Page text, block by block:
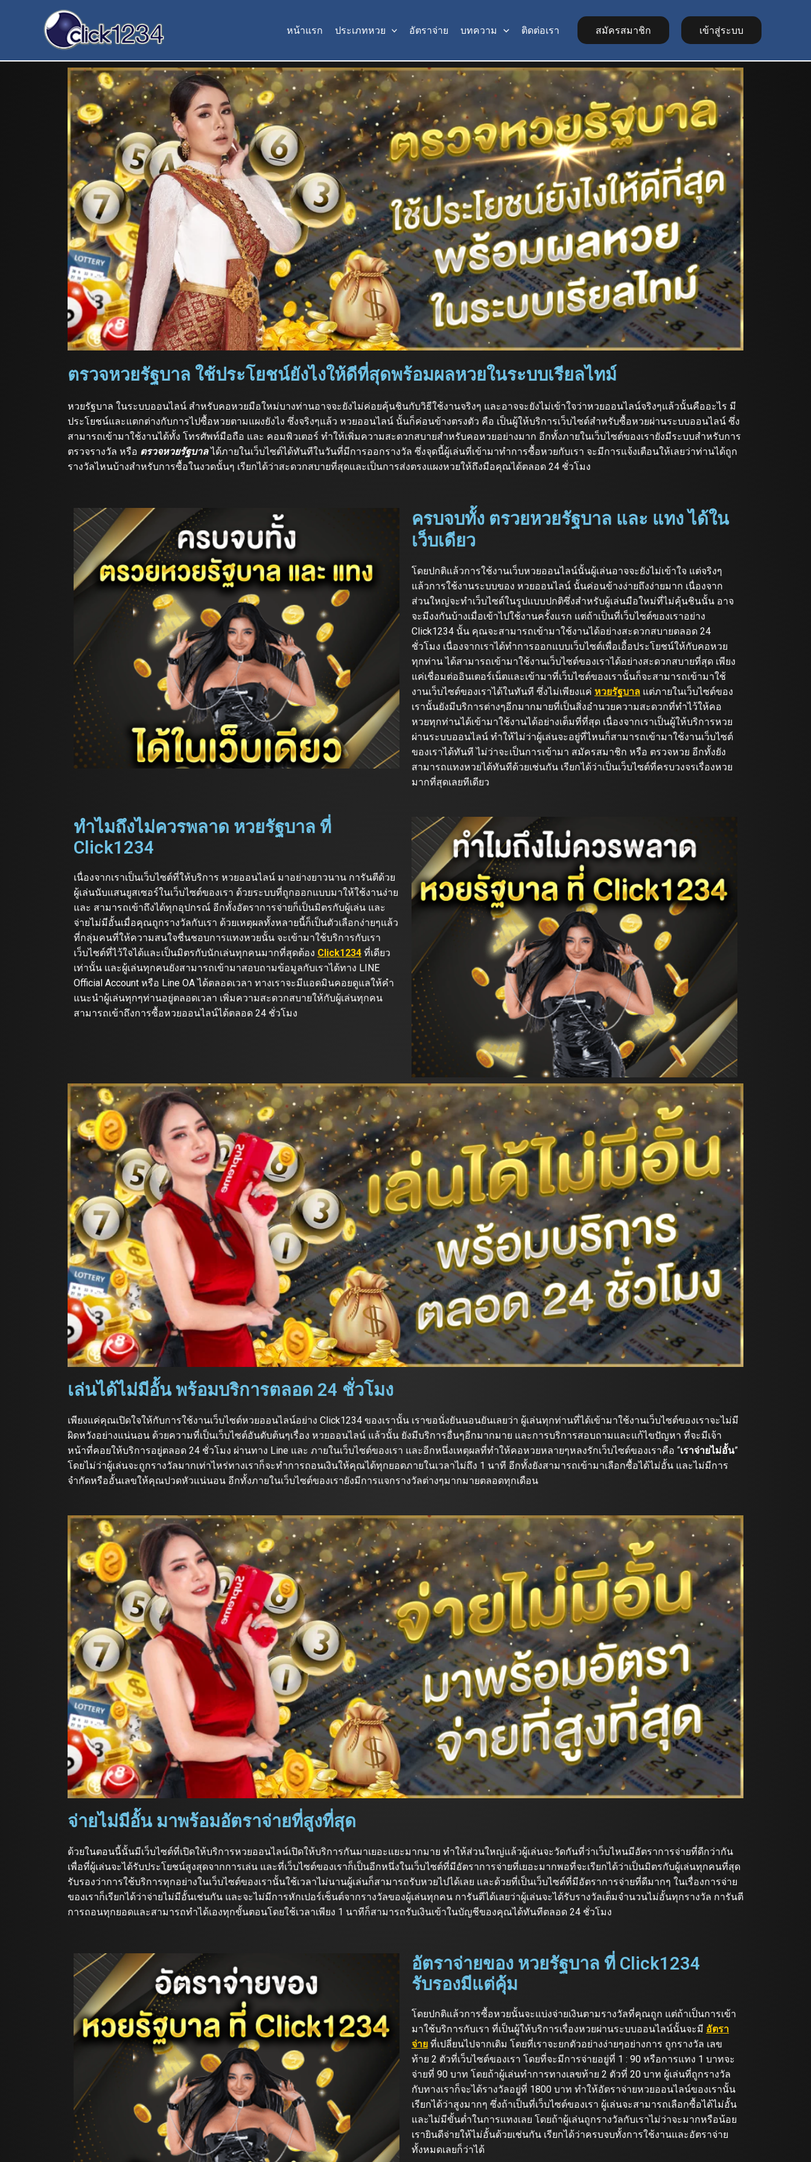
หน้าแรก ประเภทหวย อัตราจ่าย บทความ ติดต่อเรา สมัครสมาชิก เข้าสู่ระบบ
ตรวจหวยรัฐบาล ใช้ประโยชน์ยังไงให้ดีที่สุดพร้อมผลหวยในระบบเรียลไทม์
หวยรัฐบาล ในระบบออนไลน์ สำหรับคอหวยมือใหม่บางท่านอาจจะยังไม่ค่อยคุ้นชินกับวิธีใช้งานจริงๆ และอาจจะยังไม่เข้าใจว่าหวยออนไลน์จริงๆแล้วนั้นคืออะไร มี
ประโยชน์และแตกต่างกับการไปซื้อหวยตามแผงยังไง ซึ่งจริงๆแล้ว หวยออนไลน์ นั้นก็ค่อนข้างตรงตัว คือ เป็นผู้ให้บริการเว็บไซต์สำหรับซื้อหวยผ่านระบบออนไลน์ ซึ่ง
สามารถเข้ามาใช้งานได้ทั้ง โทรศัพท์มือถือ และ คอมพิวเตอร์ ทำให้เพิ่มความสะดวกสบายสำหรับคอหวยอย่างมาก อีกทั้งภายในเว็บไซต์ของเรายังมีระบบสำหรับการ
ตรวจรางวัล หรือ ตรวจหวยรัฐบาลได้ภายในเว็บไซต์ได้ทันทีในวันที่มีการออกรางวัล ซึ่งจุดนี้ผู้เล่นที่เข้ามาทำการซื้อหวยกับเรา จะมีการแจ้งเตือนให้เลยว่าท่านได้ถูก
รางวัลไหนบ้างสำหรับการซื้อในงวดนั้นๆ เรียกได้ว่าสะดวกสบายที่สุดและเป็นการส่งตรงแผงหวยให้ถึงมือคุณได้ตลอด 24 ชั่วโมง
ครบจบทั้ง ตรวยหวยรัฐบาล และ แทง ได้ใน
เว็บเดียว
โดยปกติแล้วการใช้งานเว็บหวยออนไลน์นั้นผู้เล่นอาจจะยังไม่เข้าใจ แต่จริงๆ
แล้วการใช้งานระบบของ หวยออนไลน์ นั้นค่อนข้างง่ายถึงง่ายมาก เนื่องจาก
ส่วนใหญ่จะทำเว็บไซต์ในรูปแบบปกติซึ่งสำหรับผู้เล่นมือใหม่ที่ไม่คุ้นชินนั้น อาจ
จะมีงงกันบ้างเมื่อเข้าไปใช้งานครั้งแรก แต่ถ้าเป็นที่เว็บไซต์ของเราอย่าง
Click1234 นั้น คุณจะสามารถเข้ามาใช้งานได้อย่างสะดวกสบายตลอด 24
ชั่วโมง เนื่องจากเราได้ทำการออกแบบเว็บไซต์เพื่อเอื้อประโยชน์ให้กับคอหวย
ทุกท่าน ได้สามารถเข้ามาใช้งานเว็บไซต์ของเราได้อย่างสะดวกสบายที่สุด เพียง
แค่เชื่อมต่ออินเตอร์เน็ตและเข้ามาที่เว็บไซต์ของเรานั้นก็จะสามารถเข้ามาใช้
งานเว็บไซต์ของเราได้ในทันที ซึ่งไม่เพียงแค่ หวยรัฐบาล แต่ภายในเว็บไซต์ของ
เรานั้นยังมีบริการต่างๆอีกมากมายที่เป็นสิ่งอำนวยความสะดวกที่ทำไว้ให้คอ
หวยทุกท่านได้เข้ามาใช้งานได้อย่างเต็มที่ที่สุด เนื่องจากเราเป็นผู้ให้บริการหวย
ผ่านระบบออนไลน์ ทำให้ไม่ว่าผู้เล่นจะอยู่ที่ไหนก็สามารถเข้ามาใช้งานเว็บไซต์
ของเราได้ทันที ไม่ว่าจะเป็นการเข้ามา สมัครสมาชิก หรือ ตรวจหวย อีกทั้งยัง
สามารถแทงหวยได้ทันทีด้วยเช่นกัน เรียกได้ว่าเป็นเว็บไซต์ที่ครบวงจรเรื่องหวย
มากที่สุดเลยทีเดียว
ทำไมถึงไม่ควรพลาด หวยรัฐบาล ที่
Click1234
เนื่องจากเราเป็นเว็บไซต์ที่ให้บริการ หวยออนไลน์ มาอย่างยาวนาน การันตีด้วย
ผู้เล่นนับแสนยูสเซอร์ในเว็บไซต์ของเรา ด้วยระบบที่ถูกออกแบบมาให้ใช้งานง่าย
และ สามารถเข้าถึงได้ทุกอุปกรณ์ อีกทั้งอัตราการจ่ายก็เป็นมิตรกับผู้เล่น และ
จ่ายไม่มีอั้นเมื่อคุณถูกรางวัลกับเรา ด้วยเหตุผลทั้งหลายนี้ก็เป็นตัวเลือกง่ายๆแล้ว
ที่กลุ่มคนที่ให้ความสนใจชื่นชอบการแทงหวยนั้น จะเข้ามาใช้บริการกับเรา
เว็บไซต์ที่ไว้ใจได้และเป็นมิตรกับนักเล่นทุกคนมากที่สุดต้อง Click1234 ที่เดียว
เท่านั้น และผู้เล่นทุกคนยังสามารถเข้ามาสอบถามข้อมูลกับเราได้ทาง LINE
Official Account หรือ Line OA ได้ตลอดเวลา ทางเราจะมีแอดมินคอยดูแลให้คำ
แนะนำผู้เล่นทุกๆท่านอยู่ตลอดเวลา เพิ่มความสะดวกสบายให้กับผู้เล่นทุกคน
สามารถเข้าถึงการซื้อหวยออนไลน์ได้ตลอด 24 ชั่วโมง
เล่นได้ไม่มีอั้น พร้อมบริการตลอด 24 ชั่วโมง
เพียงแค่คุณเปิดใจให้กับการใช้งานเว็บไซต์หวยออนไลน์อย่าง Click1234 ของเรานั้น เราขอนั่งยันนอนยันเลยว่า ผู้เล่นทุกท่านที่ได้เข้ามาใช้งานเว็บไซต์ของเราจะไม่มี
ผิดหวังอย่างแน่นอน ด้วยความที่เป็นเว็บไซต์อันดับต้นๆเรื่อง หวยออนไลน์ แล้วนั้น ยังมีบริการอื่นๆอีกมากมาย และการบริการสอบถามและแก้ไขปัญหา ที่จะมีเจ้า
หน้าที่คอยให้บริการอยู่ตลอด 24 ชั่วโมง ผ่านทาง Line และ ภายในเว็บไซต์ของเรา และอีกหนึ่งเหตุผลที่ทำให้คอหวยหลายๆหลงรักเว็บไซต์ของเราคือ “เราจ่ายไม่อั้น”
โดยไม่ว่าผู้เล่นจะถูกรางวัลมากเท่าไหร่ทางเราก็จะทำการถอนเงินให้คุณได้ทุกยอดภายในเวลาไม่ถึง 1 นาที อีกทั้งยังสามารถเข้ามาเลือกซื้อได้ไม่อั้น และไม่มีการ
จำกัดหรืออั้นเลขให้คุณปวดหัวแน่นอน อีกทั้งภายในเว็บไซต์ของเรายังมีการแจกรางวัลต่างๆมากมายตลอดทุกเดือน
จ่ายไม่มีอั้น มาพร้อมอัตราจ่ายที่สูงที่สุด
ด้วยในตอนนี้นั้นมีเว็บไซต์ที่เปิดให้บริการหวยออนไลน์เปิดให้บริการกันมาเยอะแยะมากมาย ทำให้ส่วนใหญ่แล้วผู้เล่นจะวัดกันที่ว่าเว็บไหนมีอัตราการจ่ายที่ดีกว่ากัน
เพื่อที่ผู้เล่นจะได้รับประโยชน์สูงสุดจากการเล่น และที่เว็บไซต์ของเราก็เป็นอีกหนึ่งในเว็บไซต์ที่มีอัตราการจ่ายที่เยอะมากพอที่จะเรียกได้ว่าเป็นมิตรกับผู้เล่นทุกคนที่สุด
รับรองว่าการใช้บริการทุกอย่างในเว็บไซต์ของเรานั้นใช้เวลาไม่นานผู้เล่นก็สามารถรับหวยไปได้เลย และด้วยที่เป็นเว็บไซต์ที่มีอัตราการจ่ายที่ดีมากๆ ในเรื่องการจ่าย
ของเราก็เรียกได้ว่าจ่ายไม่มีอั้นเช่นกัน และจะไม่มีการหักเปอร์เซ็นต์จากรางวัลของผู้เล่นทุกคน การันตีได้เลยว่าผู้เล่นจะได้รับรางวัลเต็มจำนวนไม่อั้นทุกรางวัล การันตี
การถอนทุกยอดและสามารถทำได้เองทุกขั้นตอนโดยใช้เวลาเพียง 1 นาทีก็สามารถรับเงินเข้าในบัญชีของคุณได้ทันทีตลอด 24 ชั่วโมง
อัตราจ่ายของ หวยรัฐบาล ที่ Click1234
รับรองมีแต่คุ้ม
โดยปกติแล้วการซื้อหวยนั้นจะแบ่งจ่ายเงินตามรางวัลที่คุณถูก แต่ถ้าเป็นการเข้า
มาใช้บริการกับเรา ที่เป็นผู้ให้บริการเรื่องหวยผ่านระบบออนไลน์นั้นจะมี อัตรา
จ่าย ที่เปลี่ยนไปจากเดิม โดยที่เราจะยกตัวอย่างง่ายๆอย่างการ ถูกรางวัล เลข
ท้าย 2 ตัวที่เว็บไซต์ของเรา โดยที่จะมีการจ่ายอยู่ที่ 1 : 90 หรือการแทง 1 บาทจะ
จ่ายที่ 90 บาท โดยถ้าผู้เล่นทำการทางเลขท้าย 2 ตัวที่ 20 บาท ผู้เล่นที่ถูกรางวัล
กับทางเราก็จะได้รางวัลอยู่ที่ 1800 บาท ทำให้อัตราจ่ายหวยออนไลน์ของเรานั้น
เรียกได้ว่าสูงมากๆ ซึ่งถ้าเป็นที่เว็บไซต์ของเรา ผู้เล่นจะสามารถเลือกซื้อได้ไม่อั้น
และไม่มีขั้นต่ำในการแทงเลย โดยถ้าผู้เล่นถูกรางวัลกับเราไม่ว่าจะมากหรือน้อย
เรายินดีจ่ายให้ไม่อั้นด้วยเช่นกัน เรียกได้ว่าครบจบทั้งการใช้งานและอัตราจ่าย
ทั้งหมดเลยก็ว่าได้